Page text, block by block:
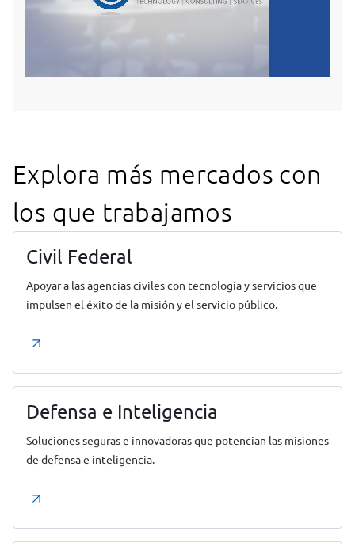
Explora más mercados con
los que trabajamos
Civil Federal
Apoyar a las agencias civiles con tecnología y servicios que
impulsen el éxito de la misión y el servicio público.
Defensa e Inteligencia
Soluciones seguras e innovadoras que potencian las misiones
de defensa e inteligencia.